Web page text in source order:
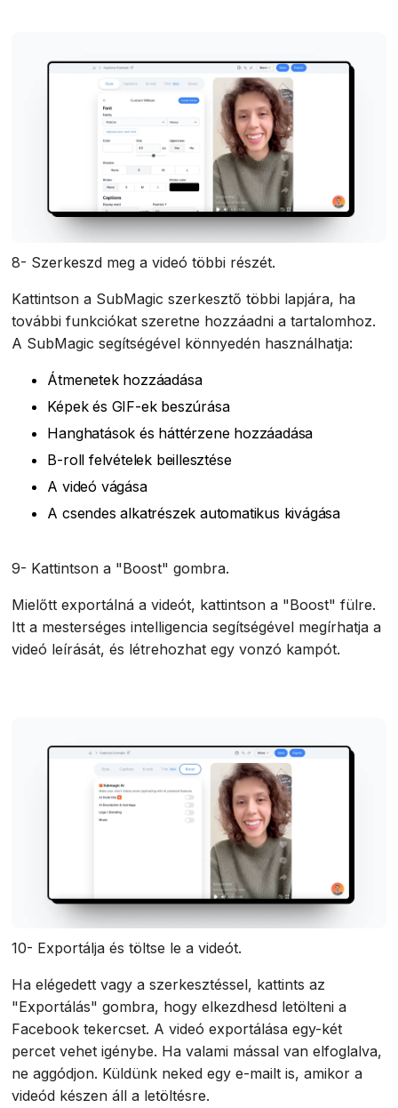
8- Szerkeszd meg a videó többi részét.
Kattintson a SubMagic szerkesztő többi lapjára, ha
további funkciókat szeretne hozzáadni a tartalomhoz.
A SubMagic segítségével könnyedén használhatja:
Átmenetek hozzáadása
Képek és GIF-ek beszúrása
Hanghatások és háttérzene hozzáadása
B-roll felvételek beillesztése
A videó vágása
A csendes alkatrészek automatikus kivágása
9- Kattintson a "Boost" gombra.
Mielőtt exportálná a videót, kattintson a "Boost" fülre.
Itt a mesterséges intelligencia segítségével megírhatja a
videó leírását, és létrehozhat egy vonzó kampót.
10- Exportálja és töltse le a videót.
Ha elégedett vagy a szerkesztéssel, kattints az
"Exportálás" gombra, hogy elkezdhesd letölteni a
Facebook tekercset. A videó exportálása egy-két
percet vehet igénybe. Ha valami mással van elfoglalva,
ne aggódjon. Küldünk neked egy e-mailt is, amikor a
videód készen áll a letöltésre.